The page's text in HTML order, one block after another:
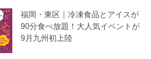
福岡・東区｜冷凍食品とアイスが
90分食べ放題！大人気イベントが
9月九州初上陸